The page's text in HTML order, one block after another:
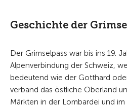
Geschichte der
Der Grimselpass war bis ins 19.
Alpenverbindung der Schweiz,
bedeutend wie der Gotthard
verband das östliche Oberland
Märkten in der Lombardei und